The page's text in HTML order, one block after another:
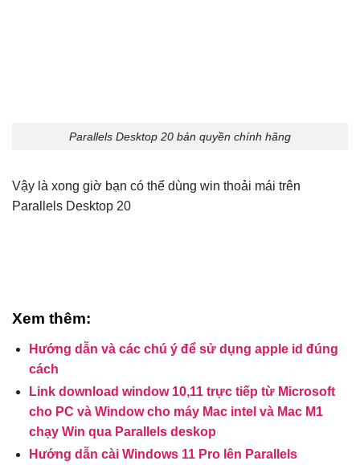
Parallels Desktop 20 bản quyền chính hãng
Vậy là xong giờ bạn có thể dùng win thoải mái trên
Parallels Desktop 20
Xem thêm:
Hướng dẫn và các chú ý để sử dụng apple id đúng
cách
Link download window 10,11 trực tiếp từ Microsoft
cho PC và Window cho máy Mac intel và Mac M1
chạy Win qua Parallels deskop
Hướng dẫn cài Windows 11 Pro lên Parallels